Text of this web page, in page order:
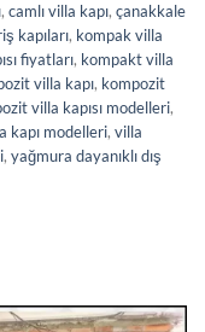
, camlı villa kapı, çanakkale
kapıları, kompak villa
fiyatları, kompakt villa
villa kapı, kompozit
villa kapısı modelleri,
kapı modelleri, villa
, yağmura dayanıklı dış